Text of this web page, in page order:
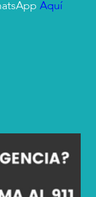
Aquí